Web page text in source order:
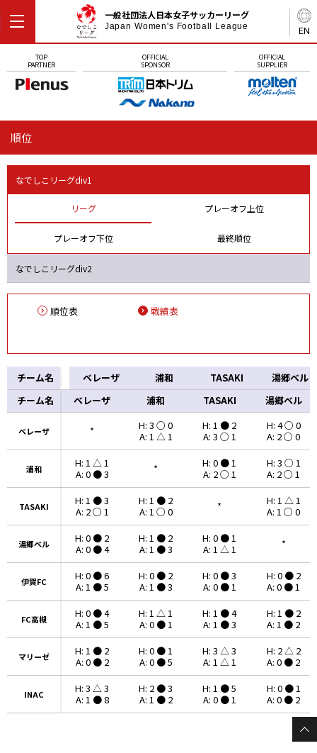
EN
一般社団法人日本女子サッカーリーグ
Japan Women's Football League
TOP
PARTNER
OFFICIAL
SPONSOR
OFFICIAL
SUPPLIER
順位
なでしこリーグdiv1
リーグ プレーオフ上位
プレーオフ下位 最終順位
なでしこリーグdiv2
順位表 戦績表
チーム名 ベレーザ 浦和 TASAKI 湯郷ベル
ベレーザ *
H: 3 ○ 0
A: 1 △ 1
H: 1 ● 2
A: 3 ○ 1
H: 4 ○ 0
A: 2 ○ 0
浦和
H: 1 △ 1
A: 0 ● 3
*
H: 0 ● 1
A: 2 ○ 1
H: 3 ○ 1
A: 2 ○ 1
TASAKI
H: 1 ● 3
A: 2 ○ 1
H: 1 ● 2
A: 1 ○ 0
*
H: 1 △ 1
A: 1 ○ 0
湯郷ベル
H: 0 ● 2
A: 0 ● 4
H: 1 ● 2
A: 1 ● 3
H: 0 ● 1
A: 1 △ 1
*
伊賀FC
H: 0 ● 6
A: 1 ● 5
H: 0 ● 2
A: 1 ● 3
H: 0 ● 3
A: 0 ● 1
H: 0 ● 2
A: 0 ● 1
FC高槻
H: 0 ● 4
A: 1 ● 5
H: 1 △ 1
A: 0 ● 1
H: 1 ● 4
A: 1 ● 3
H: 1 ● 2
A: 1 ● 2
マリーゼ
H: 1 ● 2
A: 0 ● 2
H: 0 ● 1
A: 0 ● 5
H: 3 △ 3
A: 1 △ 1
H: 2 △ 2
A: 0 ● 2
INAC
H: 3 △ 3
A: 1 ● 8
H: 2 ● 3
A: 1 ● 2
H: 1 ● 5
A: 0 ● 1
H: 0 ● 1
A: 0 ● 2
チーム名
ベレーザ
浦和
TASAKI
湯郷ベル
伊賀FC
FC高槻
マリーゼ
INAC
チーム名 ベレーザ 浦和 TASAKI 湯郷ベル